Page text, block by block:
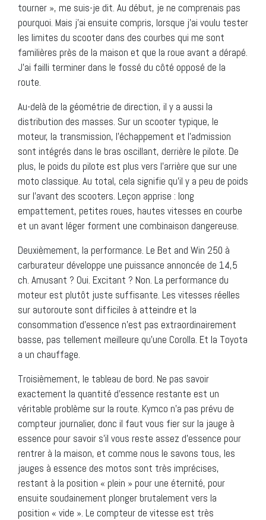
tourner », me suis-je dit. Au début, je ne comprenais pas
pourquoi. Mais j’ai ensuite compris, lorsque j’ai voulu tester
les limites du scooter dans des courbes qui me sont
familières près de la maison et que la roue avant a dérapé.
J’ai failli terminer dans le fossé du côté opposé de la
route.
Au-delà de la géométrie de direction, il y a aussi la
distribution des masses. Sur un scooter typique, le
moteur, la transmission, l’échappement et l’admission
sont intégrés dans le bras oscillant, derrière le pilote. De
plus, le poids du pilote est plus vers l’arrière que sur une
moto classique. Au total, cela signifie qu’il y a peu de poids
sur l’avant des scooters. Leçon apprise : long
empattement, petites roues, hautes vitesses en courbe
et un avant léger forment une combinaison dangereuse.
Deuxièmement, la performance. Le Bet and Win 250 à
carburateur développe une puissance annoncée de 14,5
ch. Amusant ? Oui. Excitant ? Non. La performance du
moteur est plutôt juste suffisante. Les vitesses réelles
sur autoroute sont difficiles à atteindre et la
consommation d’essence n’est pas extraordinairement
basse, pas tellement meilleure qu’une Corolla. Et la Toyota
a un chauffage.
Troisièmement, le tableau de bord. Ne pas savoir
exactement la quantité d’essence restante est un
véritable problème sur la route. Kymco n’a pas prévu de
compteur journalier, donc il faut vous fier sur la jauge à
essence pour savoir s’il vous reste assez d’essence pour
rentrer à la maison, et comme nous le savons tous, les
jauges à essence des motos sont très imprécises,
restant à la position « plein » pour une éternité, pour
ensuite soudainement plonger brutalement vers la
position « vide ». Le compteur de vitesse est très